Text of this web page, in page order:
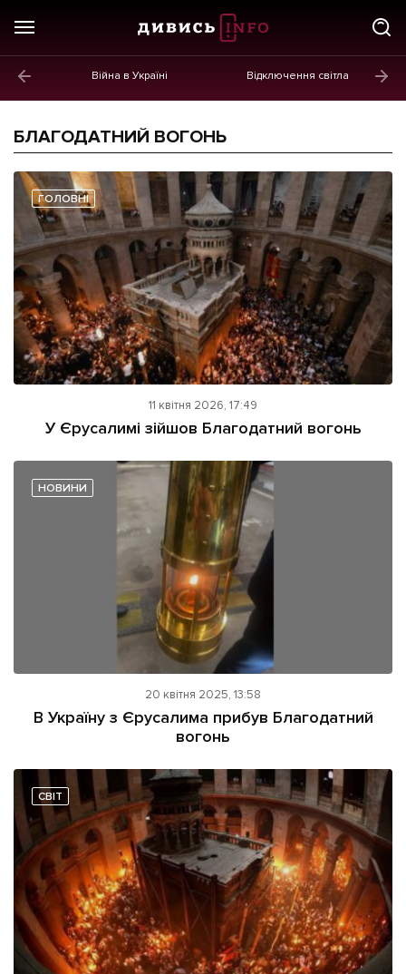
Війна в Україні Відключення світла
Новини
Політика
Економіка
Бізнес
Життя
Культура
Афіша
Картки
Розслідування
Фото/Відео
Made in Lviv
[email protected] Реклама на сайті
Наші соц мережі
Підтримати dyvys.info
БЛАГОДАТНИЙ ВОГОНЬ
ГОЛОВНІ
11 квітня 2026, 17:49
У Єрусалимі зійшов Благодатний вогонь
НОВИНИ
20 квітня 2025, 13:58
В Україну з Єрусалима прибув Благодатний
вогонь
СВІТ